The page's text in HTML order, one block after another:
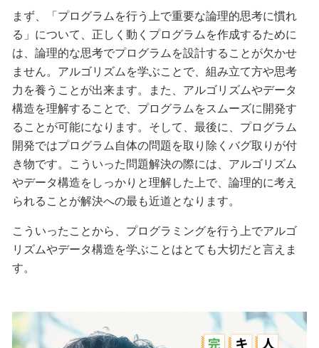
まず、「プログラムを行う上で重要な論理的思考に慣れ
る」について、正しく動くプログラムを作成するために
は、論理的な思考でプログラムを設計することが欠かせ
ません。アルゴリズムを学ぶことで、組み立て方や思考
力を養うことが出来ます。また、アルゴリズムやデータ
構造を理解することで、プログラムをスムーズに開発す
ることが可能になります。そして、最後に、プログラム
開発ではプログラム自体の問題を取り除くバグ取りが付
き物です。こういった問題解決の際には、アルゴリズム
やデータ構造をしっかりと理解した上で、論理的に考え
られることが解決への最も近道となります。
こういったことから、プログラミングを行う上でアルゴ
リズムやデータ構造を学ぶことはとても大切だと言えま
す。